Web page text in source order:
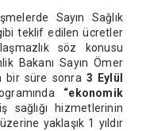
Sayın Sağlık
teklif edilen ücretler
söz konusu
Bakanı Sayın Ömer
bir süre sonra 3 Eylül
“ekonomik
sağlığı hizmetlerinin
yaklaşık 1 yıldır